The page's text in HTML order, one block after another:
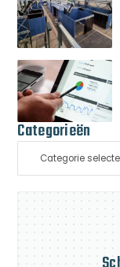
Categorieën